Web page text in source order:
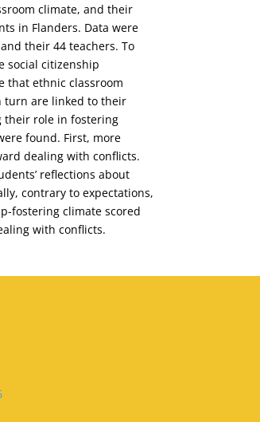
climate, and their
in Flanders. Data were
their 44 teachers. To
social citizenship
that ethnic classroom
turn are linked to their
their role in fostering
found. First, more
dealing with conflicts.
reflections about
contrary to expectations,
fostering climate scored
with conflicts.